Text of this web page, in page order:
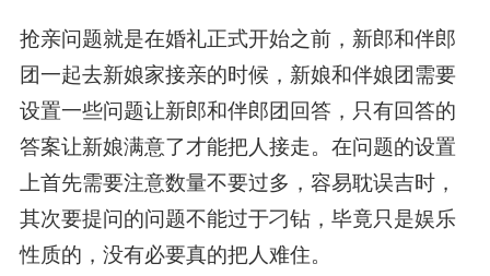
抢亲问题就是在婚礼正式开始之前，新郎和伴郎
团一起去新娘家接亲的时候，新娘和伴娘团需要
设置一些问题让新郎和伴郎团回答，只有回答的
答案让新娘满意了才能把人接走。在问题的设置
上首先需要注意数量不要过多，容易耽误吉时，
其次要提问的问题不能过于刁钻，毕竟只是娱乐
性质的，没有必要真的把人难住。